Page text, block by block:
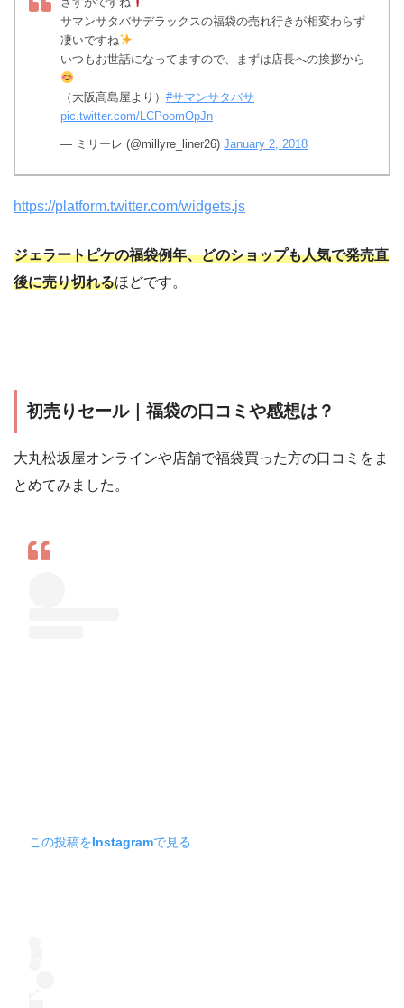
サマンサタバサデラックスの福袋の売れ行きが相変わらず
凄いですね
いつもお世話になってますので、まずは店長への挨拶から
（大阪高島屋より） #サマンサタバサ
pic.twitter.com/LCPoomOpJn
— ミリーレ (@millyre_liner26) January 2, 2018
https://platform.twitter.com/widgets.js
ジェラートピケの福袋例年、どのショップも人気で発売直
後に売り切れるほどです。
初売りセール｜福袋の口コミや感想は？
大丸松坂屋オンラインや店舗で福袋買った方の口コミをま
とめてみました。
この投稿をInstagramで見る